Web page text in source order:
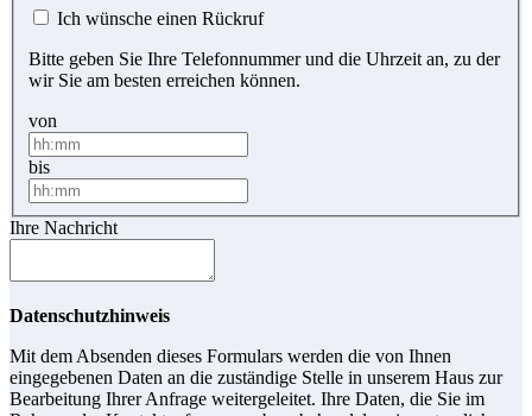
Ich wünsche einen Rückruf
Bitte geben Sie Ihre Telefonnummer und die Uhrzeit an, zu der
wir Sie am besten erreichen können.
von
bis
Ihre Nachricht
Datenschutzhinweis
Mit dem Absenden dieses Formulars werden die von Ihnen
eingegebenen Daten an die zuständige Stelle in unserem Haus zur
Bearbeitung Ihrer Anfrage weitergeleitet. Ihre Daten, die Sie im